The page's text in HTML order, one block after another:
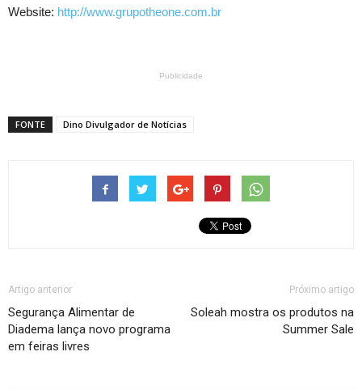
Website: http://www.grupotheone.com.br
Publicidade
FONTE Dino Divulgador de Notícias
Artigo anterior
Segurança Alimentar de
Diadema lança novo programa
em feiras livres
Próximo artigo
Soleah mostra os produtos na
Summer Sale